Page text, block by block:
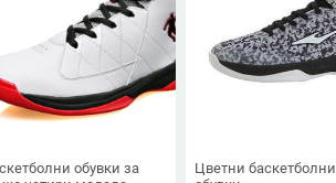
обувки за
Цветни баскетболни